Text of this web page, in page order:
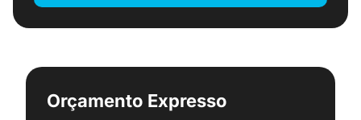
Orçamento Expresso